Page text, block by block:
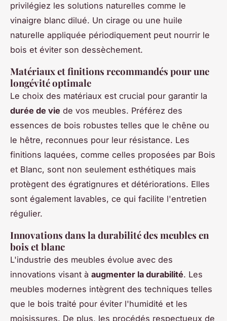
privilégiez les solutions naturelles comme le
vinaigre blanc dilué. Un cirage ou une huile
naturelle appliquée périodiquement peut nourrir le
bois et éviter son dessèchement.
Matériaux et finitions recommandés pour une
longévité optimale
Le choix des matériaux est crucial pour garantir la
durée de vie de vos meubles. Préférez des
essences de bois robustes telles que le chêne ou
le hêtre, reconnues pour leur résistance. Les
finitions laquées, comme celles proposées par Bois
et Blanc, sont non seulement esthétiques mais
protègent des égratignures et détériorations. Elles
sont également lavables, ce qui facilite l'entretien
régulier.
Innovations dans la durabilité des meubles en
bois et blanc
L'industrie des meubles évolue avec des
innovations visant à augmenter la durabilité. Les
meubles modernes intègrent des techniques telles
que le bois traité pour éviter l'humidité et les
moisissures. De plus, les procédés respectueux de